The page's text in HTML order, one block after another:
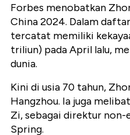
Forbes menobatkan
China 2024. Dalam
tercatat memiliki
triliun) pada April lalu,
dunia.
Kini di usia 70 tahun,
Hangzhou. Ia juga
Zi, sebagai direktur
Spring.